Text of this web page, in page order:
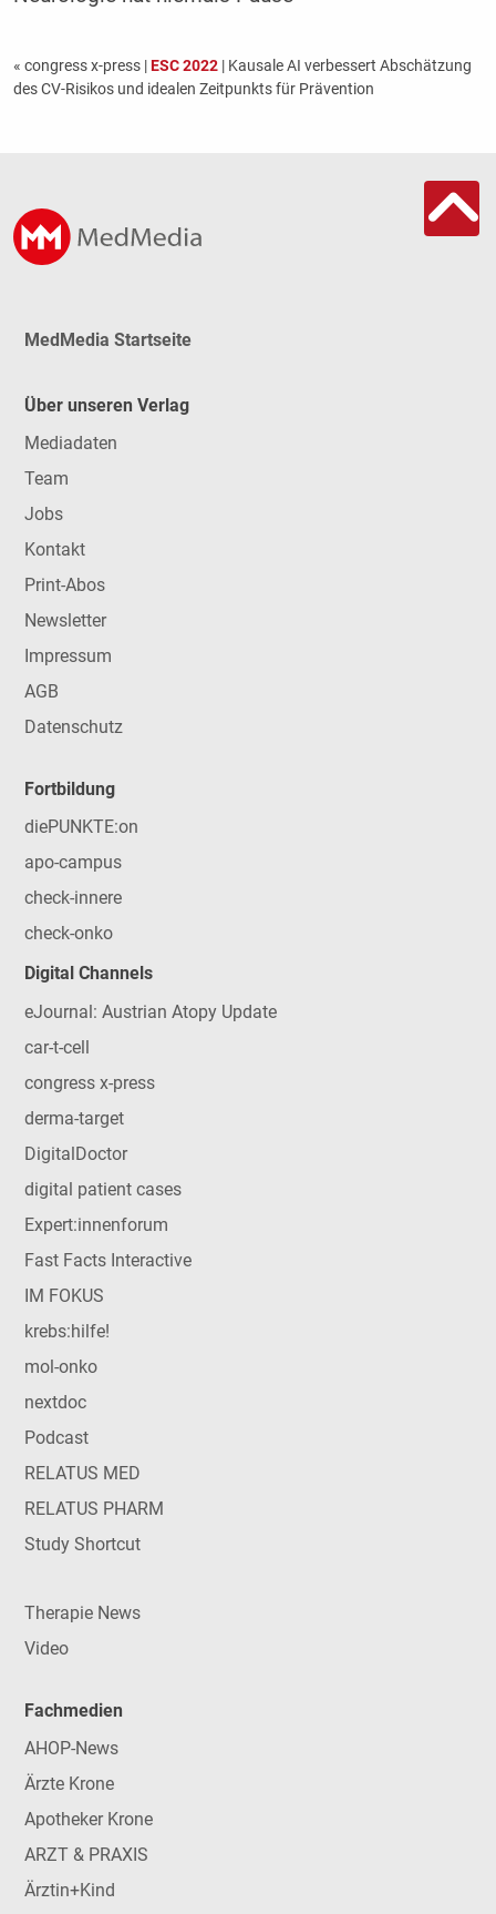
« congress x-press |ESC 2022| Kausale AI verbessert Abschätzung
des CV-Risikos und idealen Zeitpunkts für Prävention
MedMedia Startseite
Über unseren Verlag
Mediadaten
Team
Jobs
Kontakt
Print-Abos
Newsletter
Impressum
AGB
Datenschutz
Fortbildung
diePUNKTE:on
apo-campus
check-innere
check-onko
Digital Channels
eJournal: Austrian Atopy Update
car-t-cell
congress x-press
derma-target
DigitalDoctor
digital patient cases
Expert:innenforum
Fast Facts Interactive
IM FOKUS
krebs:hilfe!
mol-onko
nextdoc
Podcast
RELATUS MED
RELATUS PHARM
Study Shortcut
Therapie News
Video
Fachmedien
AHOP-News
Ärzte Krone
Apotheker Krone
ARZT & PRAXIS
Ärztin+Kind